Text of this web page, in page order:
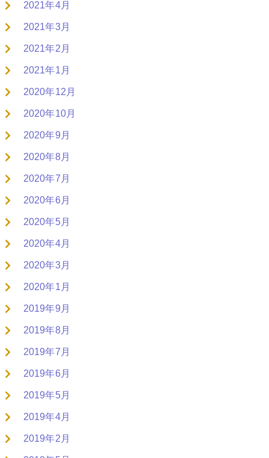
2021年4月
2021年3月
2021年2月
2021年1月
2020年12月
2020年10月
2020年9月
2020年8月
2020年7月
2020年6月
2020年5月
2020年4月
2020年3月
2020年1月
2019年9月
2019年8月
2019年7月
2019年6月
2019年5月
2019年4月
2019年2月